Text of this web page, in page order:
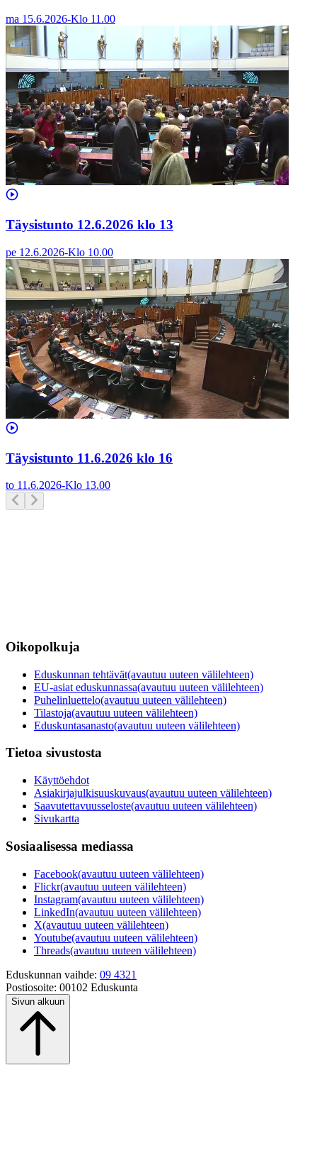
ma 15.6.2026-Klo 11.00
Täysistunto 12.6.2026 klo 13
pe 12.6.2026-Klo 10.00
Täysistunto 11.6.2026 klo 16
to 11.6.2026-Klo 13.00
Oikopolkuja
Eduskunnan tehtävät(avautuu uuteen välilehteen)
EU-asiat eduskunnassa(avautuu uuteen välilehteen)
Puhelinluettelo(avautuu uuteen välilehteen)
Tilastoja(avautuu uuteen välilehteen)
Eduskuntasanasto(avautuu uuteen välilehteen)
Tietoa sivustosta
Käyttöehdot
Asiakirjajulkisuuskuvaus(avautuu uuteen välilehteen)
Saavutettavuusseloste(avautuu uuteen välilehteen)
Sivukartta
Sosiaalisessa mediassa
Facebook(avautuu uuteen välilehteen)
Flickr(avautuu uuteen välilehteen)
Instagram(avautuu uuteen välilehteen)
LinkedIn(avautuu uuteen välilehteen)
X(avautuu uuteen välilehteen)
Youtube(avautuu uuteen välilehteen)
Threads(avautuu uuteen välilehteen)
Eduskunnan vaihde: 09 4321
Postiosoite: 00102 Eduskunta
Sivun alkuun